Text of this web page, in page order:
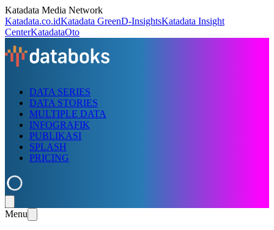
Katadata Media Network
Katadata.co.idKatadata GreenD-InsightsKatadata Insight
CenterKatadataOto
DATA SERIES
DATA STORIES
MULTIPLE DATA
INFOGRAFIK
PUBLIKASI
SPLASH
PRICING
Menu